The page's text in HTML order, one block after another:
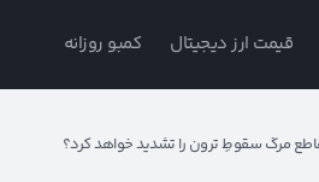
قیمت ارز دیجیتال کمبو روزانه
مرگ سقوطِ ترون را تشدید خواهد کرد؟